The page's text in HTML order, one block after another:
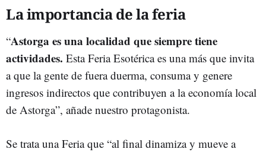
La importancia de la feria
“Astorga es una localidad que siempre tiene
actividades. Esta Feria Esotérica es una más que invita
a que la gente de fuera duerma, consuma y genere
ingresos indirectos que contribuyen a la economía local
de Astorga”, añade nuestro protagonista.
Se trata una Feria que “al final dinamiza y mueve a